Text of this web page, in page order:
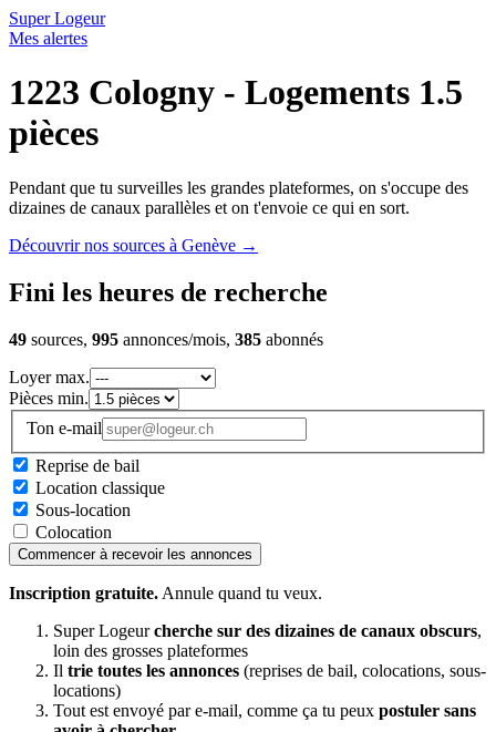
Super Logeur
Mes alertes
1223 Cologny - Logements 1.5
pièces
Pendant que tu surveilles les grandes plateformes, on s'occupe des
dizaines de canaux parallèles et on t'envoie ce qui en sort.
Découvrir nos sources à Genève →
Fini les heures de recherche
49 sources, 995 annonces/mois, 385 abonnés
Loyer max.
Pièces min.
Ton e-mail
Reprise de bail
Location classique
Sous-location
Colocation
Commencer à recevoir les annonces
Inscription gratuite. Annule quand tu veux.
Super Logeurcherche sur des dizaines de canaux obscurs,
loin des grosses plateformes
Il trie toutes les annonces (reprises de bail, colocations, sous-
locations)
Tout est envoyé par e-mail, comme ça tu peux postuler sans